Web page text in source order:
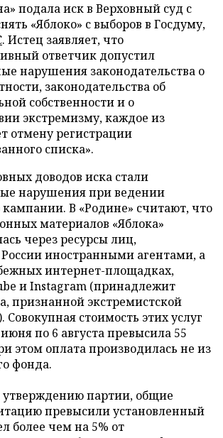
подала иск в Верховный суд с
«Яблоко» с выборов в Госдуму,
. Истец заявляет, что
ответчик допустил
нарушения законодательства о
законодательства об
собственности и о
экстремизму, каждое из
отмену регистрации
списка».
доводов иска стали
нарушения при ведении
В «Родине» считают, что
материалов «Яблока»
через ресурсы лиц,
иностранными агентами, а
интернет-площадках,
и Instagram (принадлежит
признанной экстремистской
Совокупная стоимость этих услуг
по 6 августа превысила 55
этом оплата производилась не из
фонда.
утверждению партии, общие
превысили установленный
более чем на 5% от